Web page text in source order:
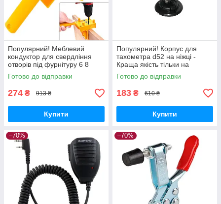
Популярний! Меблевий
кондуктор для свердління
отворів під фурнітуру 6 8
10мм - Краща якість тільки на
Nukleon.com.ua
Готово до відправки
274 ₴ 913 ₴
Купити
Популярний! Корпус для
тахометра d52 на ніжці -
Краща якість тільки на
Nukleon.com.ua
Готово до відправки
183 ₴ 610 ₴
Купити
–70% –70%